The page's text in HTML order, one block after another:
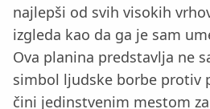
najlepši od svih visokih
izgleda kao da ga je sam
Ova planina predstavlja ne
simbol ljudske borbe protiv
čini jedinstvenim mestom